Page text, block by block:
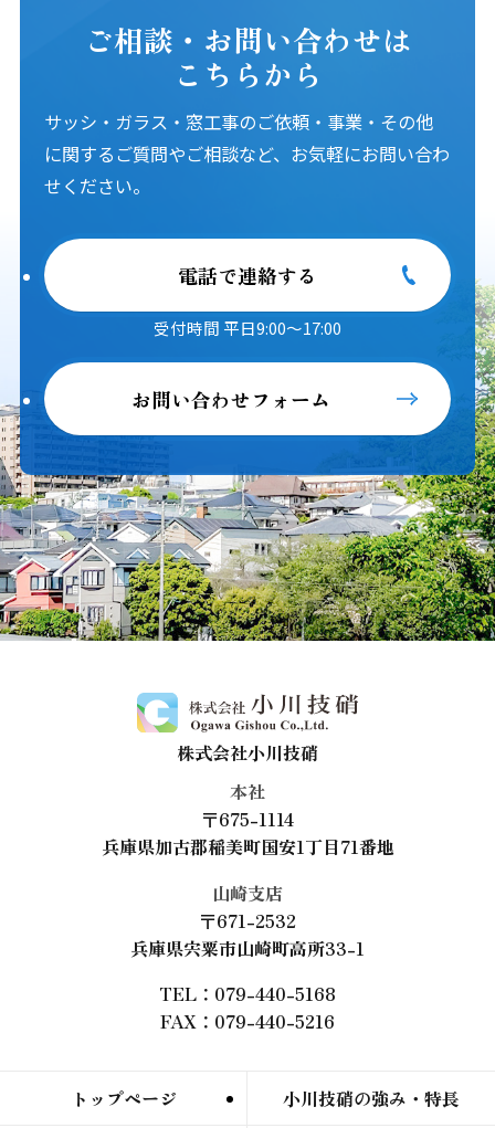
ご相談・お問い合わせは
こちらから
サッシ・ガラス・窓工事のご依頼・事業・その他
に関するご質問やご相談など、お気軽にお問い合わ
せください。
電話で連絡する
受付時間 平日9:00～17:00
お問い合わせフォーム
株式会社小川技硝
本社
〒675-1114
兵庫県加古郡稲美町国安1丁目71番地
山崎支店
〒671-2532
兵庫県宍粟市山崎町高所33-1
TEL：079-440-5168
FAX：079-440-5216
トップページ 小川技硝の強み・特長